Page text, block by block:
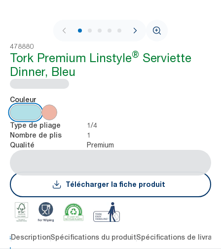
1 / 6
478880
Tork Premium Linstyle® Serviette
Dinner, Bleu
Couleur
Type de pliage 1/4
Nombre de plis 1
Qualité Premium
Télécharger la fiche produit
DescriptionSpécifications du produitSpécifications de